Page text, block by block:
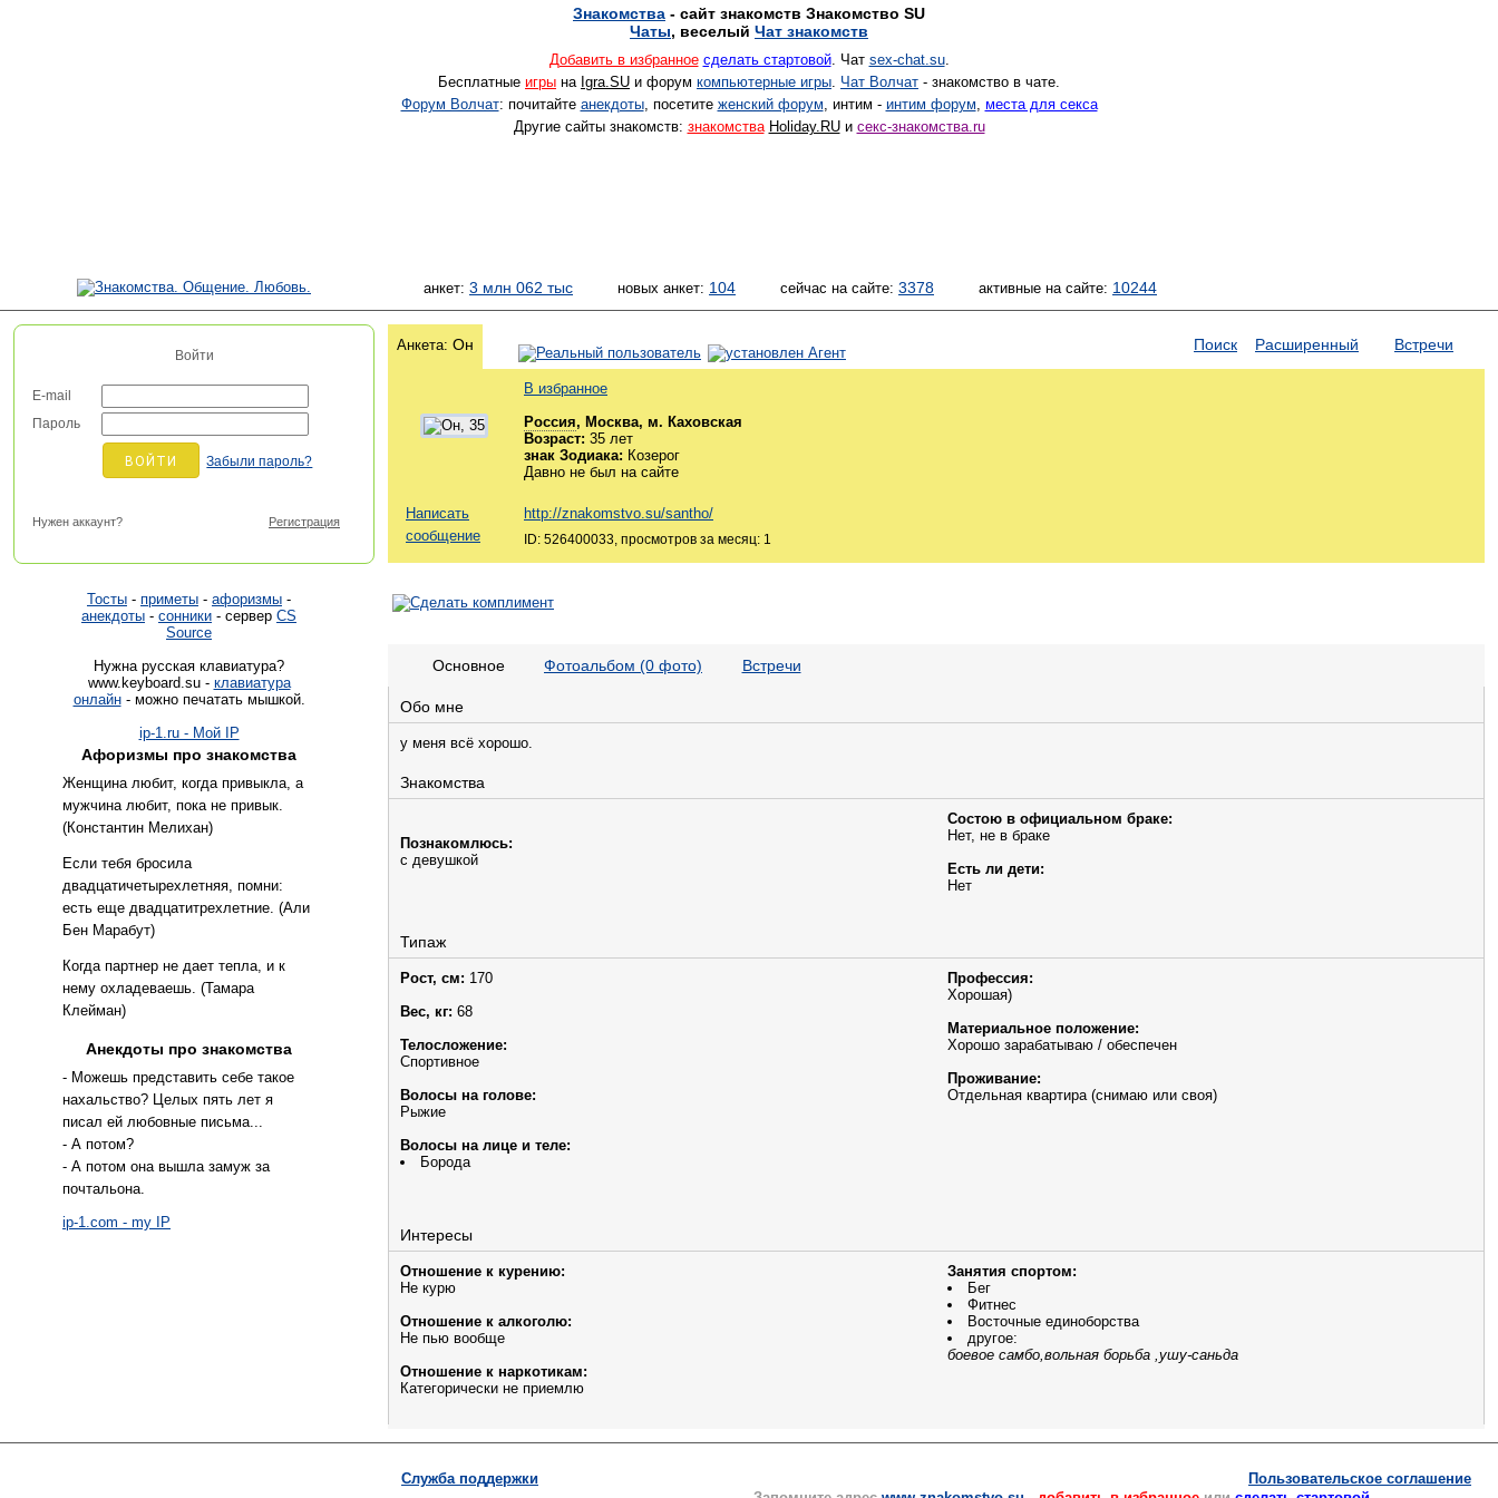
Знакомства - сайт знакомств Знакомство SU
Чаты, веселый Чат знакомств
Добавить в избранное сделать стартовой. Чат sex-chat.su.
Бесплатные игры на Igra.SU и форум компьютерные игры. Чат Волчат - знакомство в чате.
Форум Волчат: почитайте анекдоты, посетите женский форум, интим - интим форум, места для секса
Другие сайты знакомств: знакомства Holiday.RUи секс-знакомства.ru
анкет: 3 млн 062 тыс новых анкет: 104 сейчас на сайте: 3378 активные на сайте: 10244
Войти
E-mail
Пароль
Забыли пароль?
Нужен аккаунт? Регистрация
Тосты - приметы - афоризмы -
анекдоты - сонники - сервер CS
Source
Нужна русская клавиатура?
www.keyboard.su - клавиатура
онлайн- можно печатать мышкой.
ip-1.ru - Мой IP
Афоризмы про знакомства
Женщина любит, когда привыкла, а
мужчина любит, пока не привык.
(Константин Мелихан)
Если тебя бросила
двадцатичетырехлетняя, помни:
есть еще двадцатитрехлетние. (Али
Бен Марабут)
Когда партнер не дает тепла, и к
нему охладеваешь. (Тамара
Клейман)
Анекдоты про знакомства
- Можешь представить себе такое
нахальство? Целых пять лет я
писал ей любовные письма...
- А потом?
- А потом она вышла замуж за
почтальона.
ip-1.com - my IP
Анкета: Он Поиск Расширенный Встречи
В избранное
Россия, Москва, м. Каховская
Возраст: 35 лет
знак Зодиака: Козерог
Давно не был на сайте
Написать
сообщение
http://znakomstvo.su/santho/
ID: 526400033, просмотров за месяц: 1
Основное Фотоальбом (0 фото) Встречи
Обо мне
у меня всё хорошо.
Знакомства
Познакомлюсь:
с девушкой
Состою в официальном браке:
Нет, не в браке
Есть ли дети:
Нет
Типаж
Рост, см: 170
Вес, кг: 68
Телосложение:
Спортивное
Волосы на голове:
Рыжие
Волосы на лице и теле:
Борода
Профессия:
Хорошая)
Материальное положение:
Хорошо зарабатываю / обеспечен
Проживание:
Отдельная квартира (снимаю или своя)
Интересы
Отношение к курению:
Не курю
Отношение к алкоголю:
Не пью вообще
Отношение к наркотикам:
Категорически не приемлю
Занятия спортом:
Бег
Фитнес
Восточные единоборства
другое:
боевое самбо,вольная борьба ,ушу-саньда
Служба поддержки
Пользовательское соглашение